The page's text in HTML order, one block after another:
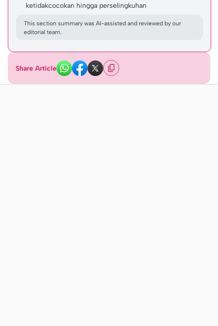
ketidakcocokan hingga perselingkuhan
This section summary was AI-assisted and reviewed by our
editorial team.
Share Article